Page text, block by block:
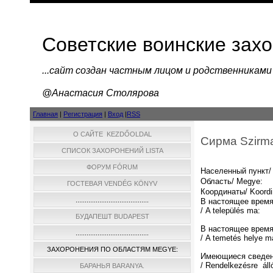
Советские воинские
...cайт создан частным лицом и
@Анастасия Столярова
Главная | Регистрация | Вход |RSS
О САЙТЕ KEZDŐOLDAL
СПИСОК ЗАХОРОНЕНИЙ LISTA
ФОРУМ FÓRUM
ГОСТЕВАЯ VENDÉG KÖNYV
БУДАПЕШТ BUDAPEST
ЗАХОРОНЕНИЯ ПО ОБЛАСТЯМ MEGYE:
БАРАНЬЯ BARANYA.
Сирма
Населенный
Область/ Megye:
Координаты/
В настоящее
/ A település ma:
В настоящее
/ A temetés helye
Имеющиеся
/ Rendelkezésre